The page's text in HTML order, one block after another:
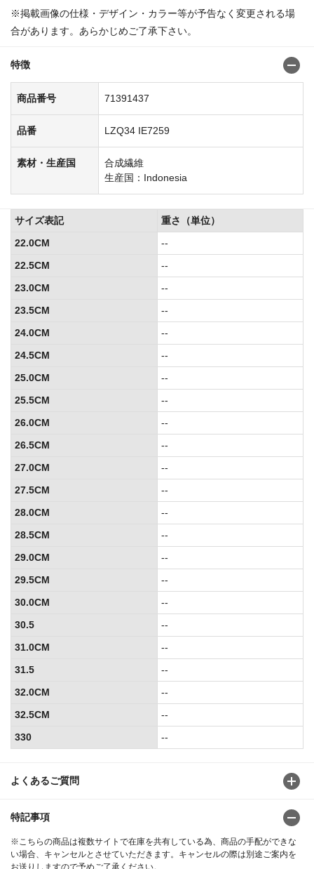
※掲載画像の仕様・デザイン・カラー等が予告なく変更される場
合があります。あらかじめご了承下さい。
特徴
商品番号 71391437
品番 LZQ34 IE7259
素材・生産国
合成繊維
生産国：Indonesia
よくあるご質問
特記事項
※こちらの商品は複数サイトで在庫を共有している為、商品の手配ができな
い場合、キャンセルとさせていただきます。キャンセルの際は別途ご案内を
お送りしますので予めご了承ください。
サイズ表記
重さ（単位）
22.0CM
--
22.5CM
--
23.0CM
--
23.5CM
--
24.0CM
--
24.5CM
--
25.0CM
--
25.5CM
--
26.0CM
--
26.5CM
--
27.0CM
--
27.5CM
--
28.0CM
--
28.5CM
--
29.0CM
--
29.5CM
--
30.0CM
--
30.5
--
31.0CM
--
31.5
--
32.0CM
--
32.5CM
--
330
--